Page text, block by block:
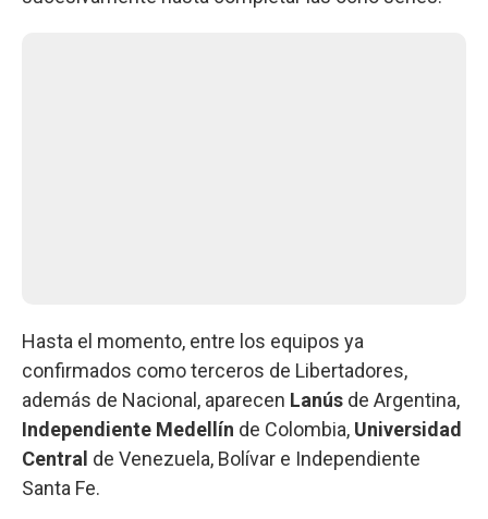
Hasta el momento, entre los equipos ya
confirmados como terceros de Libertadores,
además de Nacional, aparecen Lanús de Argentina,
Independiente Medellín de Colombia, Universidad
Central de Venezuela, Bolívar e Independiente
Santa Fe.